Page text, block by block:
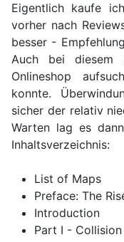
Eigentlich kaufe
vorher nach
besser -
Auch bei diesem
Onlineshop
konnte.
sicher der relativ
Warten lag es
Inhaltsverzeichnis:
List of Maps
Preface: The
Introduction
Part I -